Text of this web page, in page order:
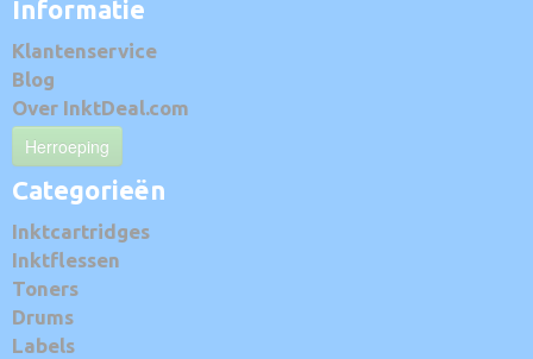
Informatie
Klantenservice
Blog
Over InktDeal.com
Herroeping
Categorieën
Inktcartridges
Inktflessen
Toners
Drums
Labels